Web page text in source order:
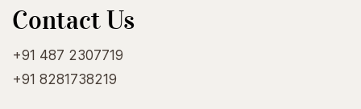
Contact Us
+91 487 2307719
+91 8281738219